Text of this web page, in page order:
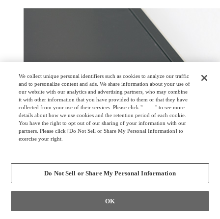
We collect unique personal identifiers such as cookies to analyze our traffic
and to personalize content and ads. We share information about your use of
our website with our analytics and advertising partners, who may combine
it with other information that you have provided to them or that they have
collected from your use of their services. Please click "
here" to see more
details about how we use cookies and the retention period of each cookie.
You have the right to opt out of our sharing of your information with our
partners. Please click [Do Not Sell or Share My Personal Information] to
exercise your right.
Do Not Sell or Share My Personal Information
OK